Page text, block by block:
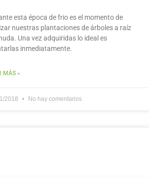
esta época de frio es el momento de
nuestras plantaciones de árboles a raíz
Una vez adquiridas lo ideal es
inmediatamente.
MÁS »
2018 No hay comentarios